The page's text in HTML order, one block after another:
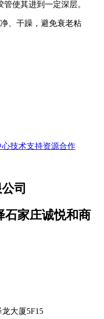
使其进到一定深层。
、干躁，避免衰老粘
心技术支持资源合作
司
石家庄诚悦和商
大厦5F15